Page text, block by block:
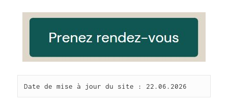
Date de mise à jour du site : 22.06.2026